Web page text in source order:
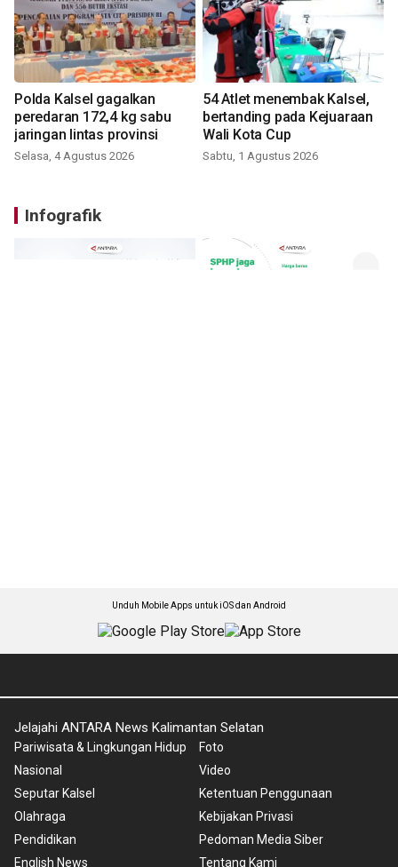
Polda Kalsel gagalkan
peredaran 172,4 kg sabu
jaringan lintas provinsi
Selasa, 4 Agustus 2026
54 Atlet menembak Kalsel,
bertanding pada Kejuaraan
Wali Kota Cup
Sabtu, 1 Agustus 2026
Infografik
Unduh Mobile Apps untuk iOS dan Android
Jelajahi ANTARA News Kalimantan Selatan
Pariwisata & Lingkungan Hidup
Nasional
Seputar Kalsel
Olahraga
Pendidikan
English News
Foto
Video
Ketentuan Penggunaan
Kebijakan Privasi
Pedoman Media Siber
Tentang Kami